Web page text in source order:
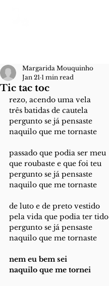
Tic tac toc
Margarida Mouquinho
Jan 21 1 min read
rezo, acendo uma vela
três batidas de cautela
pergunto se já pensaste
naquilo que me tornaste
passado que podia ser meu
que roubaste e que foi teu
pergunto se já pensaste
naquilo que me tornaste
de luto e de preto vestido
pela vida que podia ter tido
pergunto se já pensaste
naquilo que me tornaste
nem eu bem sei
naquilo que me tornei